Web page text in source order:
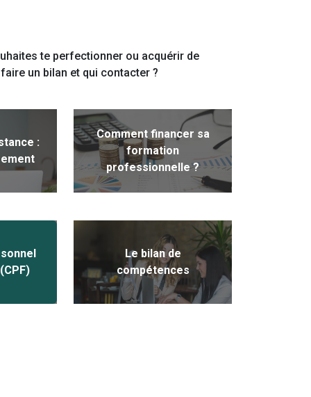
te perfectionner ou acquérir de
un bilan et qui contacter ?
:
Comment financer sa
formation
professionnelle ?
Le bilan de
compétences